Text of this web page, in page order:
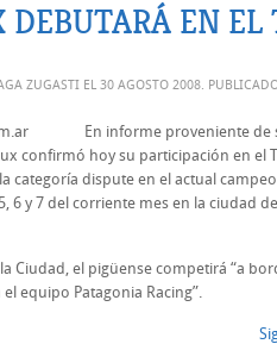
DEBUTARÁ EN EL
ZUGASTI EL 30 AGOSTO 2008.
En informe proveniente de
confirmó hoy su participación en el
categoría dispute en el actual
6 y 7 del corriente mes en la ciudad de
Ciudad, el pigüense competirá “a
equipo Patagonia Racing”.